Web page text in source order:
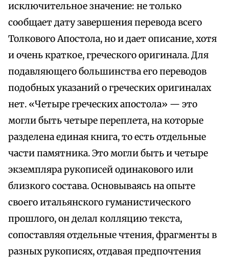
исключительное значение: не только
сообщает дату завершения перевода всего
Толкового Апостола, но и дает описание, хотя
и очень краткое, греческого оригинала. Для
подавляющего большинства его переводов
подобных указаний о греческих оригиналах
нет. «Четыре греческих апостола» — это
могли быть четыре переплета, на которые
разделена единая книга, то есть отдельные
части памятника. Это могли быть и четыре
экземпляра рукописей одинакового или
близкого состава. Основываясь на опыте
своего итальянского гуманистического
прошлого, он делал колляцию текста,
сопоставляя отдельные чтения, фрагменты в
разных рукописях, отдавая предпочтения